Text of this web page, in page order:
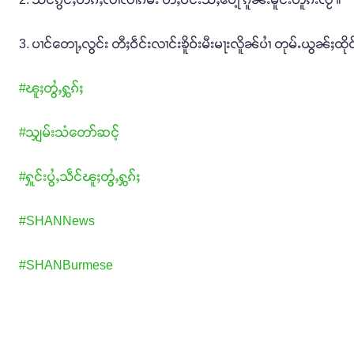
3. ပၢင်တေႃႇလွင်း တီႈဝဵင်းလၢင်းၶိူဝ်းမီးမႃးလိူၼ်ပၢႆ တုမ်ႉယွၼ်ႈထို
#ၽူႈတွႆႇႁွၵ်ႈ
#သျှမ်းသံတော်ဆင့်
#ႁူင်းပွႆႇသဵင်ၽူႈတွႆႇႁွၵ်ႈ
#SHANNews
#SHANBurmese